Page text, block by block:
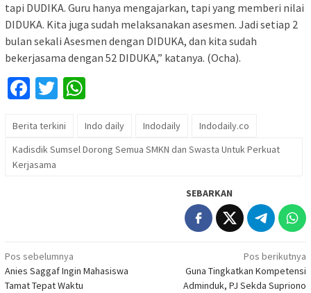
tapi DUDIKA. Guru hanya mengajarkan, tapi yang memberi nilai
DIDUKA. Kita juga sudah melaksanakan asesmen. Jadi setiap 2
bulan sekali Asesmen dengan DIDUKA, dan kita sudah
bekerjasama dengan 52 DIDUKA,” katanya. (Ocha).
Facebook
Twitter
Berita terkini Indo daily Indodaily
Indodaily.co
Kadisdik Sumsel Dorong Semua SMKN dan Swasta Untuk Perkuat
Kerjasama
SEBARKAN
Navigasi
pos
Pos sebelumnya
Anies Saggaf Ingin Mahasiswa
Tamat Tepat Waktu
Pos berikutnya
Guna Tingkatkan Kompetensi
Adminduk, PJ Sekda Supriono